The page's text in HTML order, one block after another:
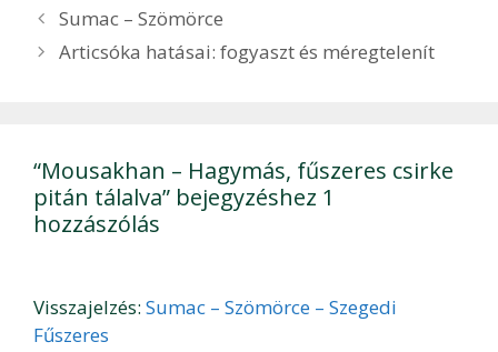
Bejegyzés
navigáció
Sumac – Szömörce
Articsóka hatásai: fogyaszt és méregtelenít
“Mousakhan – Hagymás, fűszeres csirke
pitán tálalva” bejegyzéshez 1
hozzászólás
Visszajelzés: Sumac – Szömörce – Szegedi
Fűszeres